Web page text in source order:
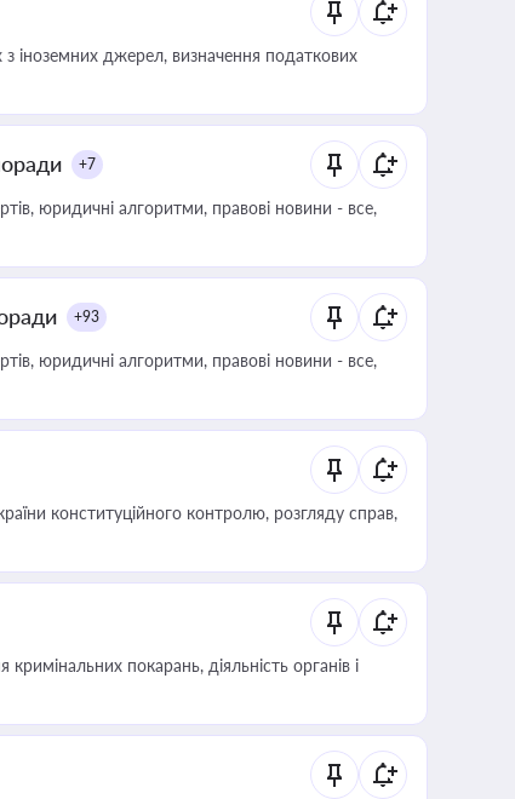
іноземних джерел, визначення податкових
+7
юридичні алгоритми, правові новини - все,
+93
юридичні алгоритми, правові новини - все,
конституційного контролю, розгляду справ,
покарань, діяльність органів і